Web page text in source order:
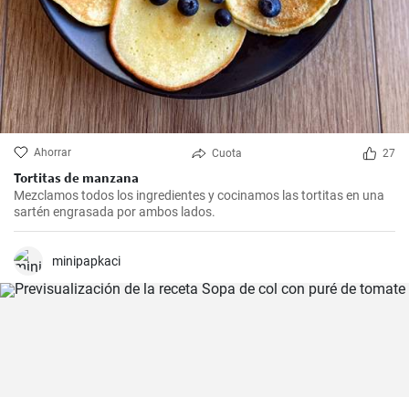
Ahorrar Cuota 27
Tortitas de manzana
Mezclamos todos los ingredientes y cocinamos las tortitas en una
sartén engrasada por ambos lados.
minipapkaci